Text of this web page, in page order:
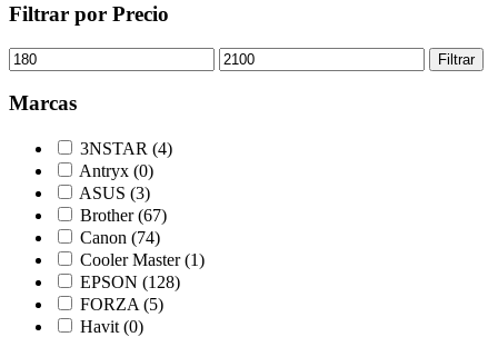
Filtrar por Precio
Precio
mínimo
Precio
máximo
Filtrar
Marcas
3NSTAR (4)
Antryx (0)
ASUS (3)
Brother (67)
Canon (74)
Cooler Master (1)
EPSON (128)
FORZA (5)
Havit (0)